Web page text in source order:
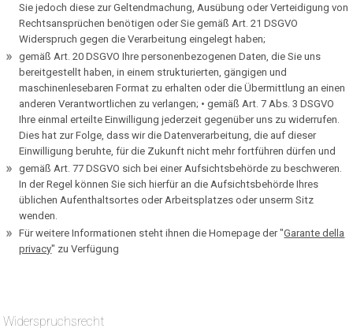
Sie jedoch diese zur Geltendmachung, Ausübung oder Verteidigung von
Rechtsansprüchen benötigen oder Sie gemäß Art. 21 DSGVO
Widerspruch gegen die Verarbeitung eingelegt haben;
gemäß Art. 20 DSGVO Ihre personenbezogenen Daten, die Sie uns
bereitgestellt haben, in einem strukturierten, gängigen und
maschinenlesebaren Format zu erhalten oder die Übermittlung an einen
anderen Verantwortlichen zu verlangen; • gemäß Art. 7 Abs. 3 DSGVO
Ihre einmal erteilte Einwilligung jederzeit gegenüber uns zu widerrufen.
Dies hat zur Folge, dass wir die Datenverarbeitung, die auf dieser
Einwilligung beruhte, für die Zukunft nicht mehr fortführen dürfen und
gemäß Art. 77 DSGVO sich bei einer Aufsichtsbehörde zu beschweren.
In der Regel können Sie sich hierfür an die Aufsichtsbehörde Ihres
üblichen Aufenthaltsortes oder Arbeitsplatzes oder unserm Sitz
wenden.
Für weitere Informationen steht ihnen die Homepage der "Garante della
privacy" zu Verfügung
Widerspruchsrecht